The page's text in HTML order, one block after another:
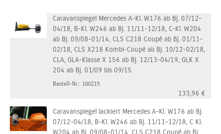
Caravanspiegel Mercedes A-Kl. W176 ab Bj. 07/12-
04/18, B-Kl. W246 ab Bj. 11/11-12/18, C-Kl. W204
ab Bj. 09/08-01/14, CLS C218 Coupé ab Bj. 01/11-
02/18, CLS X218 Kombi-Coupé ab Bj. 10/12-02/18,
CLA, GLA-Klasse X 156 ab Bj. 12/13-04/19, GLK X
204 ab Bj. 01/09 bis 09/15
Bestell-Nr.: 100215
133,96 €
Caravanspiegel lackiert Mercedes A-Kl. W176 ab Bj.
07/12-04/18, B-Kl. W246 ab Bj. 11/11-12/18, C Kl.
W204 ab Bj. 09/08-01/14, CLS C218 Coupé ab Bj.